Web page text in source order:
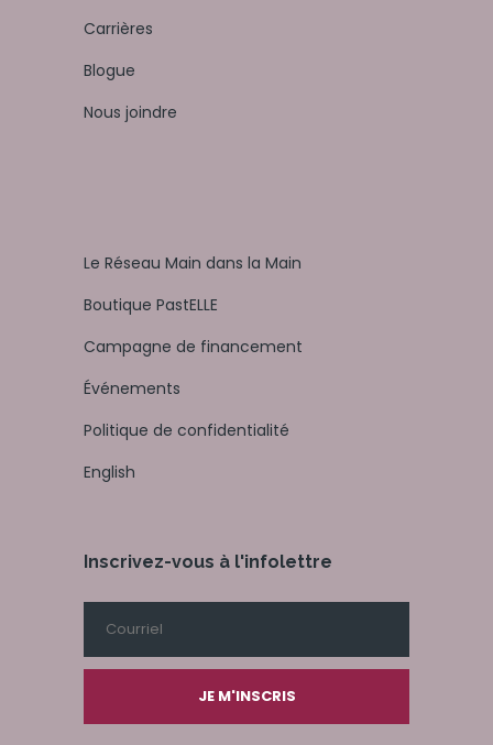
Carrières
Blogue
Nous joindre
Le Réseau Main dans la Main
Boutique PastELLE
Campagne de financement
Événements
Politique de confidentialité
English
Inscrivez-vous à l'infolettre
JE M'INSCRIS